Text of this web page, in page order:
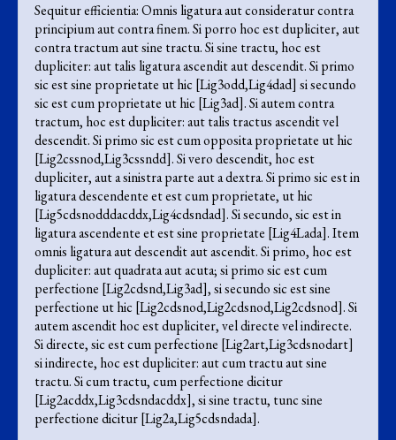
Sequitur efficientia: Omnis ligatura aut consideratur contra
principium aut contra finem. Si porro hoc est dupliciter, aut
contra tractum aut sine tractu. Si sine tractu, hoc est
dupliciter: aut talis ligatura ascendit aut descendit. Si primo
sic est sine proprietate ut hic [Lig3odd,Lig4dad] si secundo
sic est cum proprietate ut hic [Lig3ad]. Si autem contra
tractum, hoc est dupliciter: aut talis tractus ascendit vel
descendit. Si primo sic est cum opposita proprietate ut hic
[Lig2cssnod,Lig3cssndd]. Si vero descendit, hoc est
dupliciter, aut a sinistra parte aut a dextra. Si primo sic est in
ligatura descendente et est cum proprietate, ut hic
[Lig5cdsnodddacddx,Lig4cdsndad]. Si secundo, sic est in
ligatura ascendente et est sine proprietate [Lig4Lada]. Item
omnis ligatura aut descendit aut ascendit. Si primo, hoc est
dupliciter: aut quadrata aut acuta; si primo sic est cum
perfectione [Lig2cdsnd,Lig3ad], si secundo sic est sine
perfectione ut hic [Lig2cdsnod,Lig2cdsnod,Lig2cdsnod]. Si
autem ascendit hoc est dupliciter, vel directe vel indirecte.
Si directe, sic est cum perfectione [Lig2art,Lig3cdsnodart]
si indirecte, hoc est dupliciter: aut cum tractu aut sine
tractu. Si cum tractu, cum perfectione dicitur
[Lig2acddx,Lig3cdsndacddx], si sine tractu, tunc sine
perfectione dicitur [Lig2a,Lig5cdsndada].